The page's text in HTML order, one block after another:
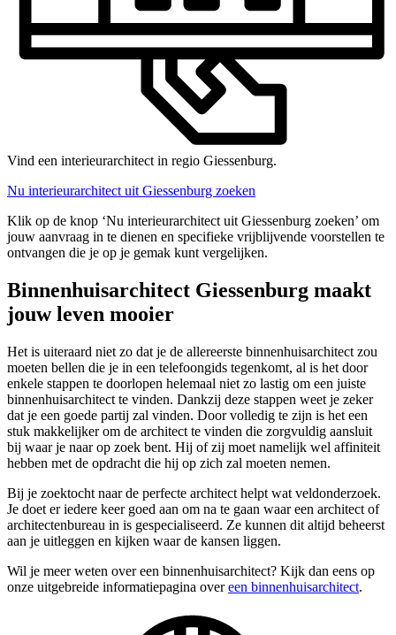
Vind een interieurarchitect in regio Giessenburg.
Nu interieurarchitect uit Giessenburg zoeken
Klik op de knop ‘Nu interieurarchitect uit Giessenburg zoeken’ om
jouw aanvraag in te dienen en specifieke vrijblijvende voorstellen te
ontvangen die je op je gemak kunt vergelijken.
Binnenhuisarchitect Giessenburg maakt
jouw leven mooier
Het is uiteraard niet zo dat je de allereerste binnenhuisarchitect zou
moeten bellen die je in een telefoongids tegenkomt, al is het door
enkele stappen te doorlopen helemaal niet zo lastig om een juiste
binnenhuisarchitect te vinden. Dankzij deze stappen weet je zeker
dat je een goede partij zal vinden. Door volledig te zijn is het een
stuk makkelijker om de architect te vinden die zorgvuldig aansluit
bij waar je naar op zoek bent. Hij of zij moet namelijk wel affiniteit
hebben met de opdracht die hij op zich zal moeten nemen.
Bij je zoektocht naar de perfecte architect helpt wat veldonderzoek.
Je doet er iedere keer goed aan om na te gaan waar een architect of
architectenbureau in is gespecialiseerd. Ze kunnen dit altijd beheerst
aan je uitleggen en kijken waar de kansen liggen.
Wil je meer weten over een binnenhuisarchitect? Kijk dan eens op
onze uitgebreide informatiepagina overeen binnenhuisarchitect.